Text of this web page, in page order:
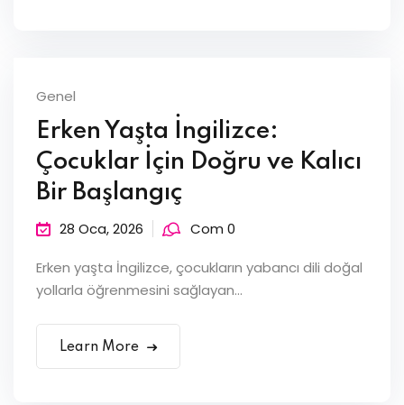
Genel
Erken Yaşta İngilizce:
Çocuklar İçin Doğru ve Kalıcı
Bir Başlangıç
28 Oca, 2026 Com 0
Erken yaşta İngilizce, çocukların yabancı dili doğal
yollarla öğrenmesini sağlayan...
Learn More